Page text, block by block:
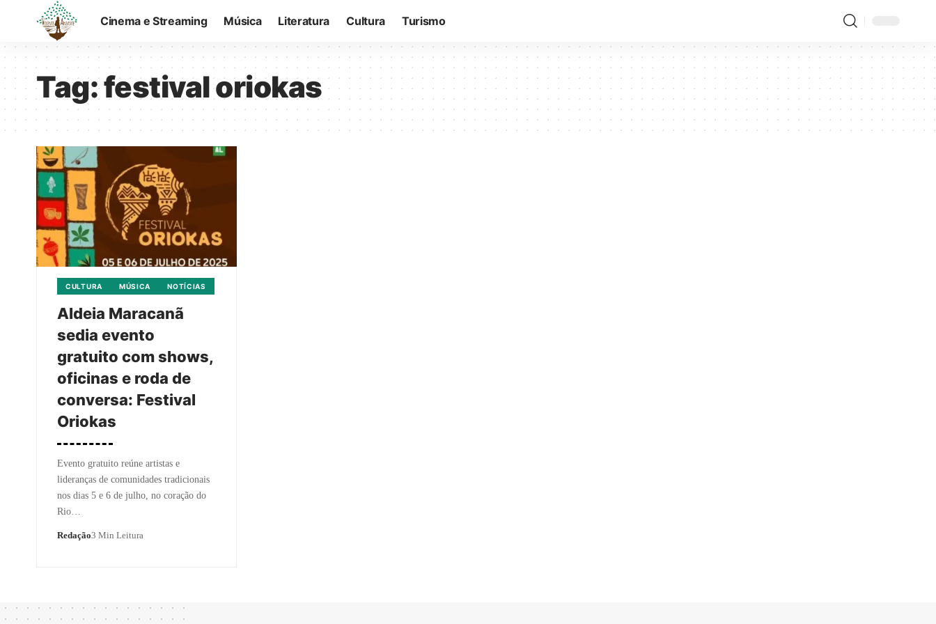
Cinema e Streaming Música Literatura Cultura Turismo
Tag:festival oriokas
CULTURA MÚSICA NOTÍCIAS
Aldeia Maracanã
sedia evento
gratuito com shows,
oficinas e roda de
conversa: Festival
Oriokas
Evento gratuito reúne artistas e
lideranças de comunidades tradicionais
nos dias 5 e 6 de julho, no coração do
Rio…
Redação3 Min Leitura